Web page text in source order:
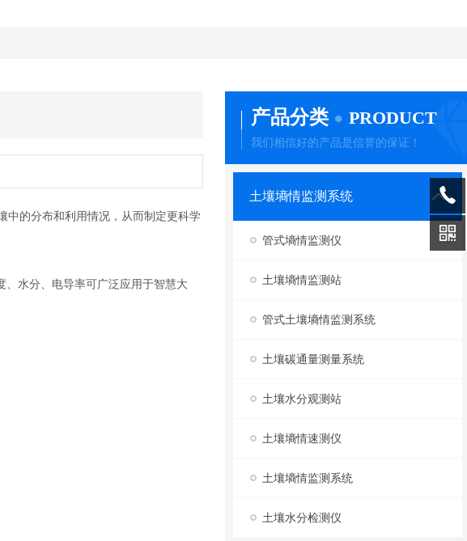
中的分布和利用情况，从而制定更科学
水分、电导率可广泛应用于智慧大
产品分类 PRODUCT
我们相信好的产品是信誉的保证！
土壤墒情监测系统
管式墒情监测仪
土壤墒情监测站
管式土壤墒情监测系统
土壤碳通量测量系统
土壤水分观测站
土壤墒情速测仪
土壤墒情监测系统
土壤水分检测仪